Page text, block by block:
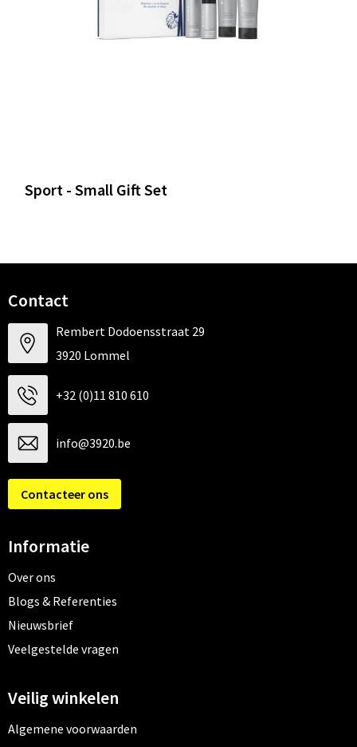
Sport - Small Gift Set
Contact
Rembert Dodoensstraat 29
3920 Lommel
+32 (0)11 810 610
info@3920.be
Contacteer ons
Informatie
Over ons
Blogs & Referenties
Nieuwsbrief
Veelgestelde vragen
Veilig winkelen
Algemene voorwaarden